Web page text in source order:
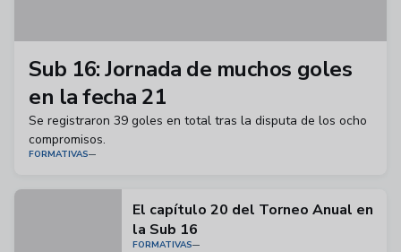
Sub 16: Jornada de muchos goles
en la fecha 21
Se registraron 39 goles en total tras la disputa de los ocho
compromisos.
FORMATIVAS
El capítulo 20 del Torneo Anual en
la Sub 16
FORMATIVAS